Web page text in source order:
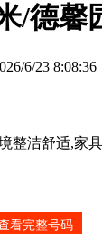
/德馨
6/23
整洁舒适,家
看完整号码